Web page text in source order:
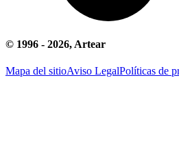
© 1996 - 2026, Artear
Mapa del sitioAviso LegalPolíticas de